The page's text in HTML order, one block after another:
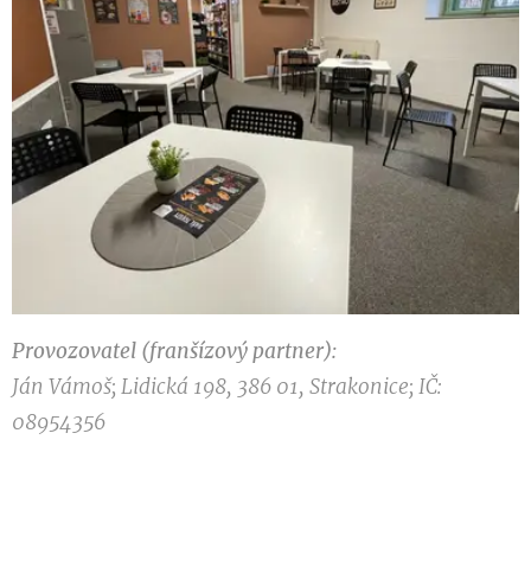
Provozovatel (franšízový partner):
Ján Vámoš; Lidická 198, 386 01, Strakonice; IČ:
08954356